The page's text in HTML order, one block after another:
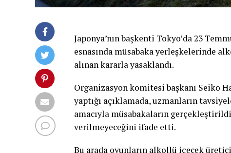
Japonya’nın başkenti Tokyo’da 23
esnasında müsabaka yerleşkelerinde
alınan kararla yasaklandı.
Organizasyon komitesi başkanı Seiko
yaptığı açıklamada, uzmanların
amacıyla müsabakaların
verilmeyeceğini ifade etti.
Bu arada oyunların alkollü içecek